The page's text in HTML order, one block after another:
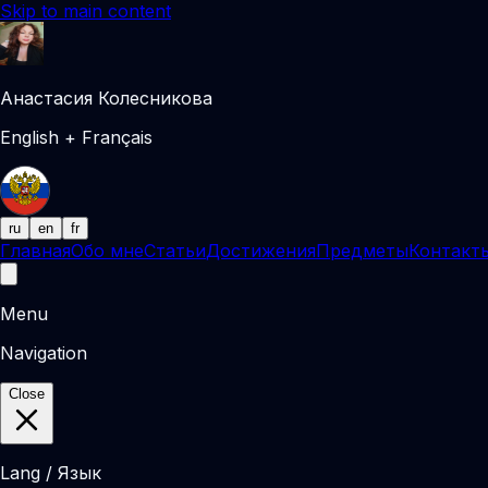
Skip to main content
Анастасия Колесникова
English + Français
ru en fr
ГлавнаяОбо мнеСтатьиДостиженияПредметы
Menu
Navigation
Close
Lang / Язык